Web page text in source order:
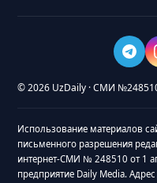
© 2026 UzDaily · СМИ
Использование материалов
письменного разрешения
интернет-СМИ № 248510 от 1
предприятие Daily Media.